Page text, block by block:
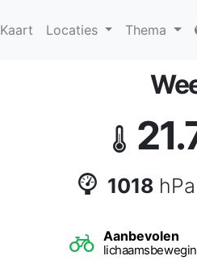
Kaart Locaties Thema
1018 hPa
Aanbevolen